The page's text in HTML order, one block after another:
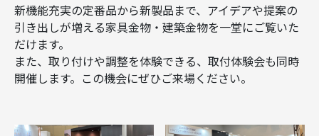
新機能充実の定番品から新製品まで、アイデアや提案の
引き出しが増える家具金物・建築金物を一堂にご覧いた
だけます。
また、取り付けや調整を体験できる、取付体験会も同時
開催します。この機会にぜひご来場ください。